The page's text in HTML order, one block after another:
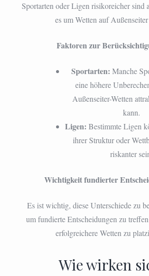
Sportarten oder Ligen risikoreicher sind
es um Wetten auf
Faktoren zur
Sportarten: Manche
eine höhere
Außenseiter-Wetten
kann.
Ligen: Bestimmte Ligen
ihrer Struktur oder
riskanter
Wichtigkeit fundierter
Es ist wichtig, diese Unterschiede zu
um fundierte Entscheidungen zu
erfolgreichere Wetten zu
Wie wirken